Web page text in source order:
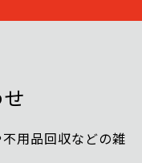
用品回収などの雑